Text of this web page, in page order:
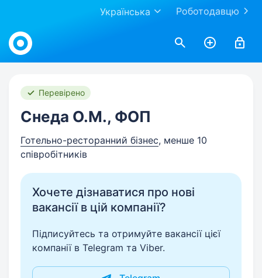
Роботодавцю
Українська
Work.ua
Перевірено
Снеда О.М., ФОП
Готельно-ресторанний бізнес, менше 10
співробітників
Хочете дізнаватися про нові
вакансії в цій компанії?
Підписуйтесь та отримуйте вакансії цієї
компанії в Telegram та Viber.